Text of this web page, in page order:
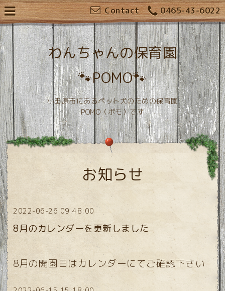
0465-43-6022
Contact
わんちゃんの保育園
🐾POMO🐾
小田原市にあるペット犬のための保育園
POMO（ポモ）です
お知らせ
2022-06-26 09:48:00
8月のカレンダーを更新しました
8月の開園日はカレンダーにてご確認下さい